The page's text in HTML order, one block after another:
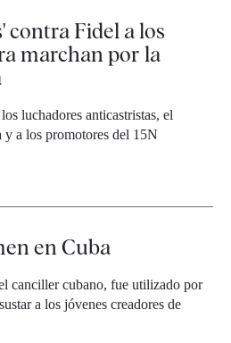
contra Fidel a los
marchan por la
luchadores anticastristas, el
y a los promotores del 15N
en Cuba
canciller cubano, fue utilizado por
a los jóvenes creadores de